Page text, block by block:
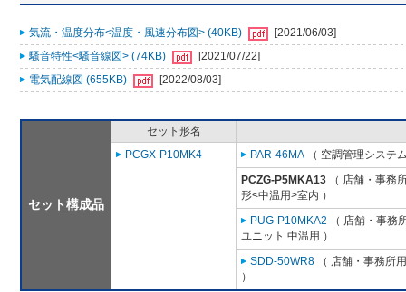
気流・温度分布<温度・風速分布図> (40KB)
[2021/06/03]
騒音特性<騒音線図> (74KB)
[2021/07/22]
電気配線図 (655KB)
[2022/08/03]
セット構成品
セット形名
PCGX-P10MK4
PAR-46MA （ 空調管理システ
PCZG-P5MKA13 （ 店舗・事務
形<中温用>室内 ）
PUG-P10MKA2 （ 店舗・事務
ユニット 中温用 ）
SDD-50WR8 （ 店舗・事務所
）